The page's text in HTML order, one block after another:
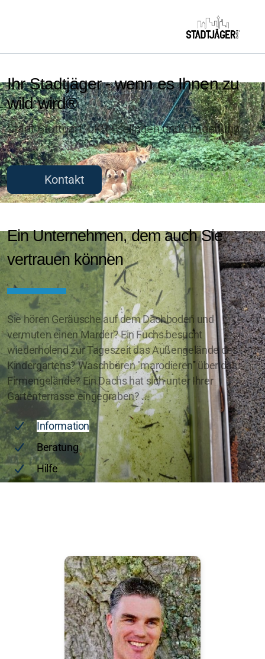
Ihr Stadtjäger - wenn es Ihnen zu
wild wird®
Stadt Stuttgart, LKR Esslingen und Umgebung
Kontakt
Ein Unternehmen, dem auch Sie
vertrauen können
Sie hören Geräusche auf dem Dachboden und
vermuten einen Marder? Ein Fuchs besucht
wiederholend zur Tageszeit das Außengelände des
Kindergartens? Waschbären "marodieren" über das
Firmengelände? Ein Dachs hat sich unter Ihrer
Gartenterrasse eingegraben? ...
Information
Beratung
Hilfe